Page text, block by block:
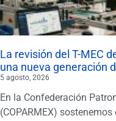
La revisión del T-MEC
una nueva generación
5 agosto, 2026
En la Confederación
(COPARMEX)